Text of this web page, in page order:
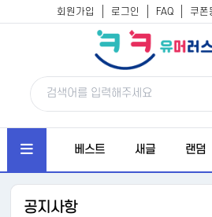
회원가입 로그인 FAQ 쿠폰
베스트 새글 랜덤
공지사항